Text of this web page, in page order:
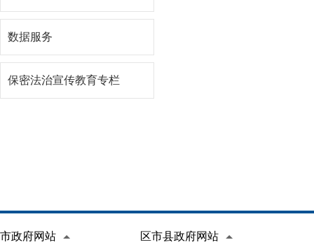
数据服务
保密法治宣传教育专栏
市政府网站 区市县政府网站